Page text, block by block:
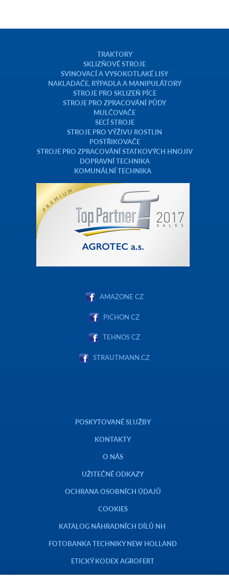
TRAKTORY
SKLIZŇOVÉ STROJE
SVINOVACÍ A VYSOKOTLAKÉ LISY
NAKLADAČE, RÝPADLA A MANIPULÁTORY
STROJE PRO SKLIZEŇ PÍCE
STROJE PRO ZPRACOVÁNÍ PŮDY
MULČOVAČE
SECÍ STROJE
STROJE PRO VÝŽIVU ROSTLIN
POSTŘIKOVAČE
STROJE PRO ZPRACOVÁNÍ STATKOVÝCH HNOJIV
DOPRAVNÍ TECHNIKA
KOMUNÁLNÍ TECHNIKA
AMAZONE CZ
PICHON CZ
TEHNOS CZ
STRAUTMANN.CZ
POSKYTOVANÉ SLUŽBY
KONTAKTY
O NÁS
UŽITEČNÉ ODKAZY
OCHRANA OSOBNÍCH ÚDAJŮ
COOKIES
KATALOG NÁHRADNÍCH DÍLŮ NH
FOTOBANKA TECHNIKY NEW HOLLAND
ETICKÝ KODEX AGROFERT